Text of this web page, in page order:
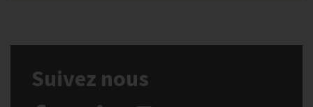
Suivez nous